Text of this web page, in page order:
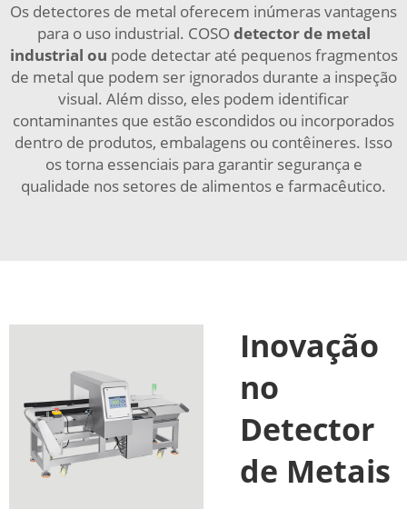
Os detectores de metal oferecem inúmeras vantagens
para o uso industrial. COSOdetector de metal
industrial ou pode detectar até pequenos fragmentos
de metal que podem ser ignorados durante a inspeção
visual. Além disso, eles podem identificar
contaminantes que estão escondidos ou incorporados
dentro de produtos, embalagens ou contêineres. Isso
os torna essenciais para garantir segurança e
qualidade nos setores de alimentos e farmacêutico.
Inovação
no
Detector
de Metais